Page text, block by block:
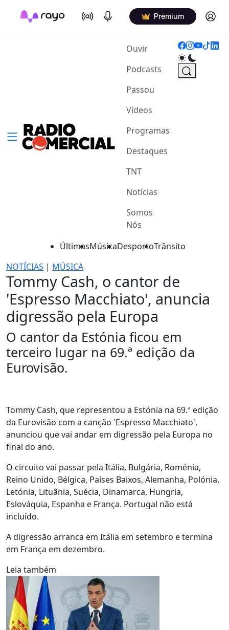
On Air Podcasts Premium Log in
Ouvir(current)
Podcasts
Passou
Vídeos
Programas
Destaques
TNT
Notícias
Somos
Nós
ÚltimasMúsicaDesportoTrânsito
NOTÍCIAS | MÚSICA
Tommy Cash, o cantor de
'Espresso Macchiato', anuncia
digressão pela Europa
O cantor da Estónia ficou em
terceiro lugar na 69.ª edição da
Eurovisão.
Tommy Cash, que representou a Estónia na 69.ª edição
da Eurovisão com a canção 'Espresso Macchiato',
anunciou que vai andar em digressão pela Europa no
final do ano.
O circuito vai passar pela Itália, Bulgária, Roménia,
Reino Unido, Bélgica, Países Baixos, Alemanha, Polónia,
Letónia, Lituânia, Suécia, Dinamarca, Hungria,
Eslováquia, Espanha e França. Portugal não está
incluído.
A digressão arranca em Itália em setembro e termina
em França em dezembro.
Leia também